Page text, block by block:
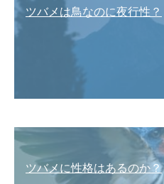
ツバメは鳥なのに夜行性？
ツバメに性格はあるのか？